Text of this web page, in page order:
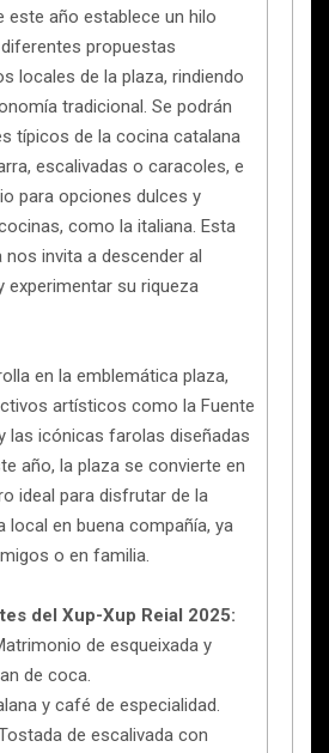
este año establece un hilo
propuestas
locales de la plaza, rindiendo
tradicional. Se podrán
típicos de la cocina catalana
escalivadas o caracoles, e
para opciones dulces y
como la italiana. Esta
invita a descender al
experimentar su riqueza
en la emblemática plaza,
artísticos como la Fuente
las icónicas farolas diseñadas
año, la plaza se convierte en
ideal para disfrutar de la
en buena compañía, ya
o en familia.
del Xup-Xup Reial 2025:
de esqueixada y
de coca.
y café de especialidad.
de escalivada con